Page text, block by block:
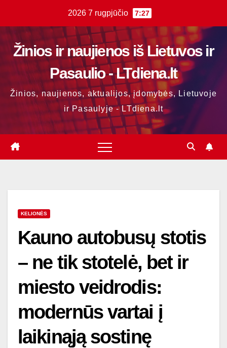
content
2026 7 rugpjūčio 7:27
Žinios ir naujienos iš Lietuvos ir
Pasaulio - LTdiena.lt
Žinios, naujienos, aktualijos, įdomybės, Lietuvoje
ir Pasaulyje - LTdiena.lt
KELIONĖS
Kauno autobusų stotis
– ne tik stotelė, bet ir
miesto veidrodis:
modernūs vartai į
laikinąją sostinę